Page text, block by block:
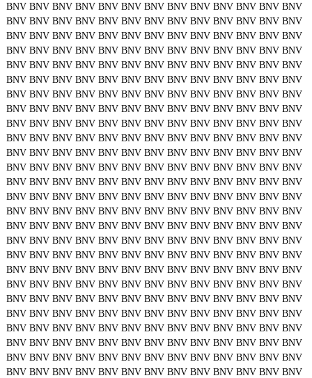
BNV BNV BNV BNV BNV BNV BNV BNV BNV BNV BNV BNV BNV
BNV BNV BNV BNV BNV BNV BNV BNV BNV BNV BNV BNV BNV
BNV BNV BNV BNV BNV BNV BNV BNV BNV BNV BNV BNV BNV
BNV BNV BNV BNV BNV BNV BNV BNV BNV BNV BNV BNV BNV
BNV BNV BNV BNV BNV BNV BNV BNV BNV BNV BNV BNV BNV
BNV BNV BNV BNV BNV BNV BNV BNV BNV BNV BNV BNV BNV
BNV BNV BNV BNV BNV BNV BNV BNV BNV BNV BNV BNV BNV
BNV BNV BNV BNV BNV BNV BNV BNV BNV BNV BNV BNV BNV
BNV BNV BNV BNV BNV BNV BNV BNV BNV BNV BNV BNV BNV
BNV BNV BNV BNV BNV BNV BNV BNV BNV BNV BNV BNV BNV
BNV BNV BNV BNV BNV BNV BNV BNV BNV BNV BNV BNV BNV
BNV BNV BNV BNV BNV BNV BNV BNV BNV BNV BNV BNV BNV
BNV BNV BNV BNV BNV BNV BNV BNV BNV BNV BNV BNV BNV
BNV BNV BNV BNV BNV BNV BNV BNV BNV BNV BNV BNV BNV
BNV BNV BNV BNV BNV BNV BNV BNV BNV BNV BNV BNV BNV
BNV BNV BNV BNV BNV BNV BNV BNV BNV BNV BNV BNV BNV
BNV BNV BNV BNV BNV BNV BNV BNV BNV BNV BNV BNV BNV
BNV BNV BNV BNV BNV BNV BNV BNV BNV BNV BNV BNV BNV
BNV BNV BNV BNV BNV BNV BNV BNV BNV BNV BNV BNV BNV
BNV BNV BNV BNV BNV BNV BNV BNV BNV BNV BNV BNV BNV
BNV BNV BNV BNV BNV BNV BNV BNV BNV BNV BNV BNV BNV
BNV BNV BNV BNV BNV BNV BNV BNV BNV BNV BNV BNV BNV
BNV BNV BNV BNV BNV BNV BNV BNV BNV BNV BNV BNV BNV
BNV BNV BNV BNV BNV BNV BNV BNV BNV BNV BNV BNV BNV
BNV BNV BNV BNV BNV BNV BNV BNV BNV BNV BNV BNV BNV
BNV BNV BNV BNV BNV BNV BNV BNV BNV BNV BNV BNV BNV